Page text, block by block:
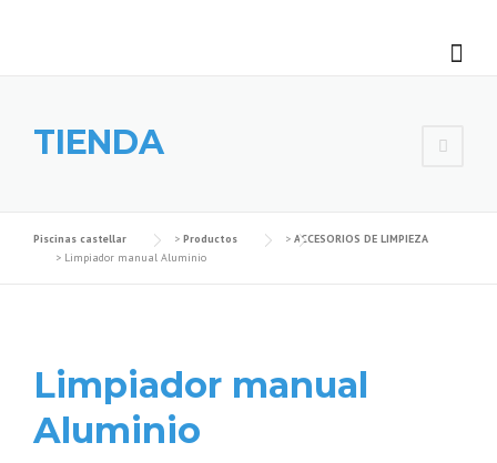
TIENDA
Piscinas castellar > Productos > ACCESORIOS DE LIMPIEZA
> Limpiador manual Aluminio
Limpiador manual
Aluminio